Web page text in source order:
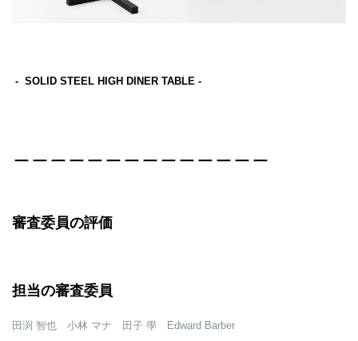
- SOLID STEEL HIGH DINER TABLE -
審査委員の評価
担当の審査委員
田渕 智也 小林 マナ 田子 學 Edward Barber